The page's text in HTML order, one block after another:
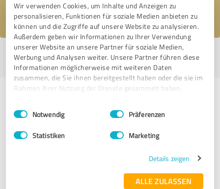
Wir verwenden Cookies, um Inhalte und Anzeigen zu
personalisieren, Funktionen für soziale Medien anbieten zu
können und die Zugriffe auf unsere Website zu analysieren.
Außerdem geben wir Informationen zu Ihrer Verwendung
unserer Website an unsere Partner für soziale Medien,
Werbung und Analysen weiter. Unsere Partner führen diese
Informationen möglicherweise mit weiteren Daten
zusammen, die Sie ihnen bereitgestellt haben oder die sie im
Rahmen Ihrer Nutzung der Dienste gesammelt haben.
Impressum Datenschutzbestimmungen
Einwilligungsauswahl
Notwendig Präferenzen
Statistiken Marketing
Details zeigen
ALLE ZULASSEN
Ich stimme den Datenschutzbestimmungenzu.
Profil aktiv seit 13.01.2016 |Letzte Aktualisierung: 13.01.2016|Profil
melden
Anbietern aus dem Bereich